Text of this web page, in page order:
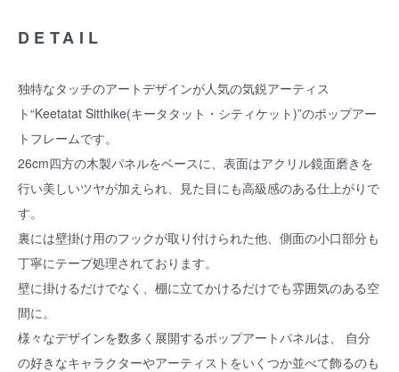
DETAIL
独特なタッチのアートデザインが人気の気鋭アーティス
ト“Keetatat Sitthike(キータタット・シティケット)”のポップアー
トフレームです。
26cm四方の木製パネルをベースに、表面はアクリル鏡面磨きを
行い美しいツヤが加えられ、見た目にも高級感のある仕上がりで
す。
裏には壁掛け用のフックが取り付けられた他、側面の小口部分も
丁寧にテープ処理されております。
壁に掛けるだけでなく、棚に立てかけるだけでも雰囲気のある空
間に。
様々なデザインを数多く展開するポップアートパネルは、 自分
の好きなキャラクターやアーティストをいくつか並べて飾るのも